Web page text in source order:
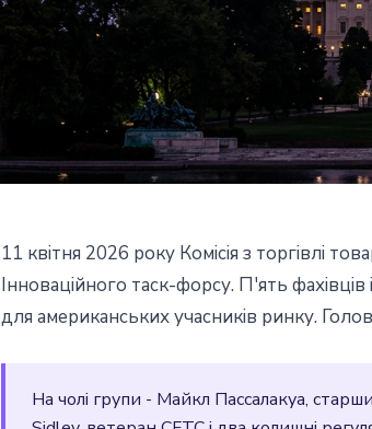
CFTC розкрила
форсу: хто пише
США
11 квітня 2026 року Комісія з торгівлі
Інноваційного таск-форсу. П'ять
для американських учасників ринку.
На чолі групи - Майкл Пассалакуа,